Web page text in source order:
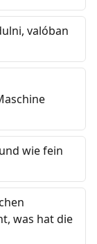
valóban
wie fein
was hat die